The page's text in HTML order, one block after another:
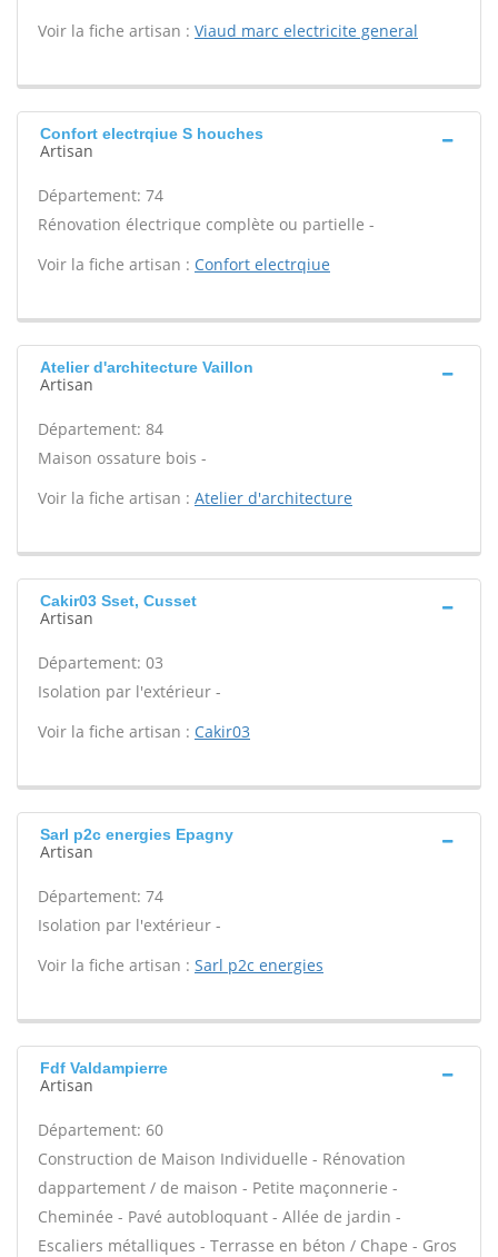
Voir la fiche artisan : Viaud marc electricite general
Confort electrqiue S houches
Artisan
Département: 74
Rénovation électrique complète ou partielle -
Voir la fiche artisan : Confort electrqiue
Atelier d'architecture Vaillon
Artisan
Département: 84
Maison ossature bois -
Voir la fiche artisan : Atelier d'architecture
Cakir03 Sset, Cusset
Artisan
Département: 03
Isolation par l'extérieur -
Voir la fiche artisan : Cakir03
Sarl p2c energies Epagny
Artisan
Département: 74
Isolation par l'extérieur -
Voir la fiche artisan : Sarl p2c energies
Fdf Valdampierre
Artisan
Département: 60
Construction de Maison Individuelle - Rénovation
dappartement / de maison - Petite maçonnerie -
Cheminée - Pavé autobloquant - Allée de jardin -
Escaliers métalliques - Terrasse en béton / Chape - Gros